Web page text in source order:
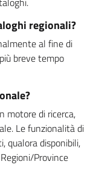
regionali?
al fine di
breve tempo
motore di ricerca,
Le funzionalità di
qualora disponibili,
Province